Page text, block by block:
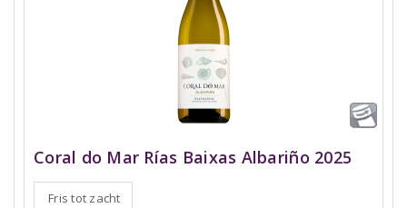
Coral do Mar Rías Baixas Albariño 2025
Fris tot zacht